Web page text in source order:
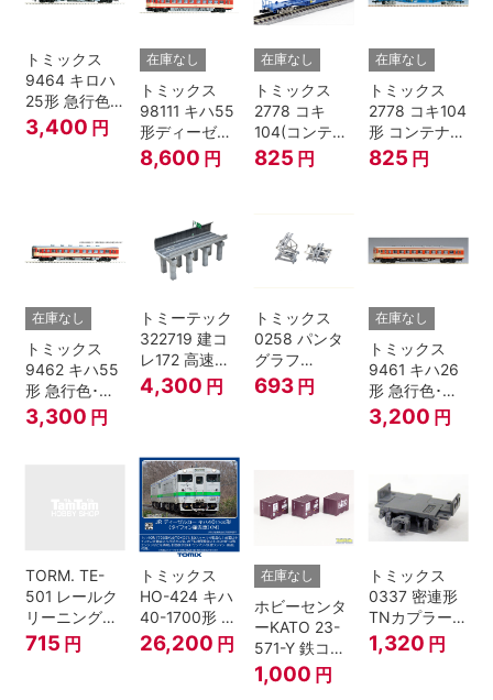
トミックス
9464 キロハ
25形 急行色･
一段窓 Nゲー
ジ
3,400 円
在庫なし
トミックス
98111 キハ55
形ディーゼル
カー 急行色･
一段窓 2両セ
8,600 円
在庫なし
トミックス
2778 コキ
104(コンテナ
無し) Nゲージ
825 円
在庫なし
トミックス
2778 コキ104
形 コンテナな
し
825 円
在庫なし
トミックス
9462 キハ55
形 急行色･一
段窓 Ｔ Nゲー
ジ
3,300 円
トミーテック
322719 建コ
レ172 高速道
路 Ｎゲージ
4,300 円
トミックス
0258 パンタ
グラフ
PT4811N 2個
693 円
在庫なし
トミックス
9461 キハ26
形 急行色･一
段窓 Ｔ Nゲー
ジ
3,200 円
TORM. TE-
501 レールク
リーニングリ
キッド 100ml
715 円
トミックス
HO-424 キハ
40-1700形 タ
イフォン撤去
車 M HOゲー
26,200 円
在庫なし
ホビーセンタ
ーKATO 23-
571-Y 鉄コン
2021コンテナ
3個セット N
1,000 円
トミックス
0337 密連形
TNカプラー
(6個入・SPタ
イプ)
1,320 円